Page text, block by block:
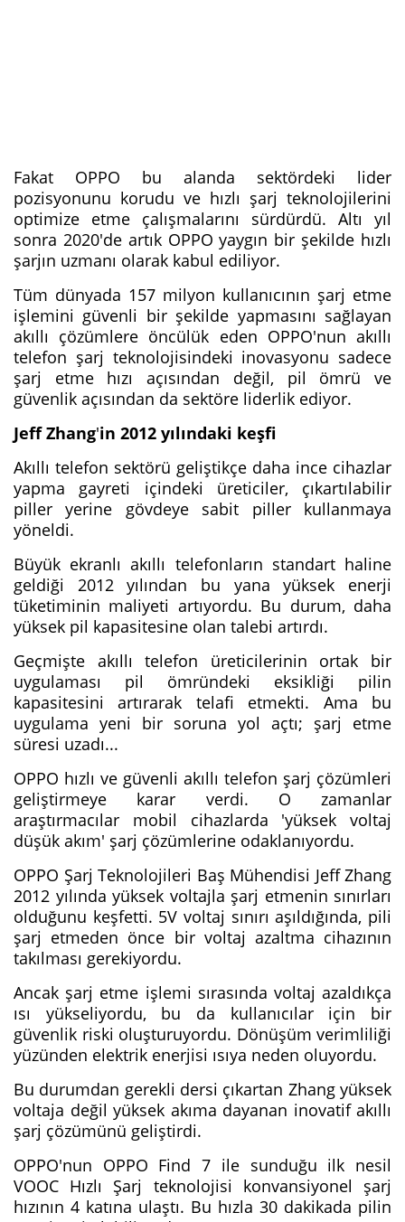
Fakat OPPO bu alanda sektördeki lider
pozisyonunu korudu ve hızlı şarj teknolojilerini
optimize etme çalışmalarını sürdürdü. Altı yıl
sonra 2020'de artık OPPO yaygın bir şekilde hızlı
şarjın uzmanı olarak kabul ediliyor.
Tüm dünyada 157 milyon kullanıcının şarj etme
işlemini güvenli bir şekilde yapmasını sağlayan
akıllı çözümlere öncülük eden OPPO'nun akıllı
telefon şarj teknolojisindeki inovasyonu sadece
şarj etme hızı açısından değil, pil ömrü ve
güvenlik açısından da sektöre liderlik ediyor.
Jeff Zhang'in 2012 yılındaki keşfi
Akıllı telefon sektörü geliştikçe daha ince cihazlar
yapma gayreti içindeki üreticiler, çıkartılabilir
piller yerine gövdeye sabit piller kullanmaya
yöneldi.
Büyük ekranlı akıllı telefonların standart haline
geldiği 2012 yılından bu yana yüksek enerji
tüketiminin maliyeti artıyordu. Bu durum, daha
yüksek pil kapasitesine olan talebi artırdı.
Geçmişte akıllı telefon üreticilerinin ortak bir
uygulaması pil ömründeki eksikliği pilin
kapasitesini artırarak telafi etmekti. Ama bu
uygulama yeni bir soruna yol açtı; şarj etme
süresi uzadı...
OPPO hızlı ve güvenli akıllı telefon şarj çözümleri
geliştirmeye karar verdi. O zamanlar
araştırmacılar mobil cihazlarda 'yüksek voltaj
düşük akım' şarj çözümlerine odaklanıyordu.
OPPO Şarj Teknolojileri Baş Mühendisi Jeff Zhang
2012 yılında yüksek voltajla şarj etmenin sınırları
olduğunu keşfetti. 5V voltaj sınırı aşıldığında, pili
şarj etmeden önce bir voltaj azaltma cihazının
takılması gerekiyordu.
Ancak şarj etme işlemi sırasında voltaj azaldıkça
ısı yükseliyordu, bu da kullanıcılar için bir
güvenlik riski oluşturuyordu. Dönüşüm verimliliği
yüzünden elektrik enerjisi ısıya neden oluyordu.
Bu durumdan gerekli dersi çıkartan Zhang yüksek
voltaja değil yüksek akıma dayanan inovatif akıllı
şarj çözümünü geliştirdi.
OPPO'nun OPPO Find 7 ile sunduğu ilk nesil
VOOC Hızlı Şarj teknolojisi konvansiyonel şarj
hızının 4 katına ulaştı. Bu hızla 30 dakikada pilin